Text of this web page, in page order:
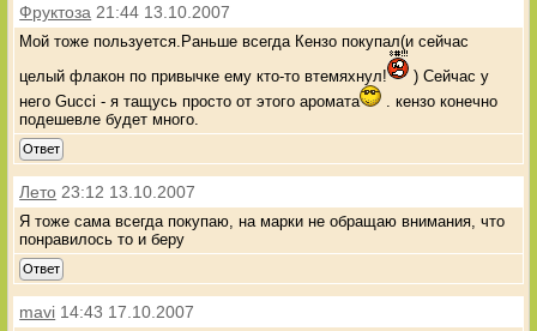
Фруктоза 21:44 13.10.2007
Мой тоже пользуется.Раньше всегда Кензо покупал(и сейчас
целый флакон по привычке ему кто-то втемяхнул!
) Сейчас у
него Gucci - я тащусь просто от этого аромата
. кензо конечно
подешевле будет много.
Ответ
Лето 23:12 13.10.2007
Я тоже сама всегда покупаю, на марки не обращаю внимания, что
понравилось то и беру
Ответ
mavi 14:43 17.10.2007